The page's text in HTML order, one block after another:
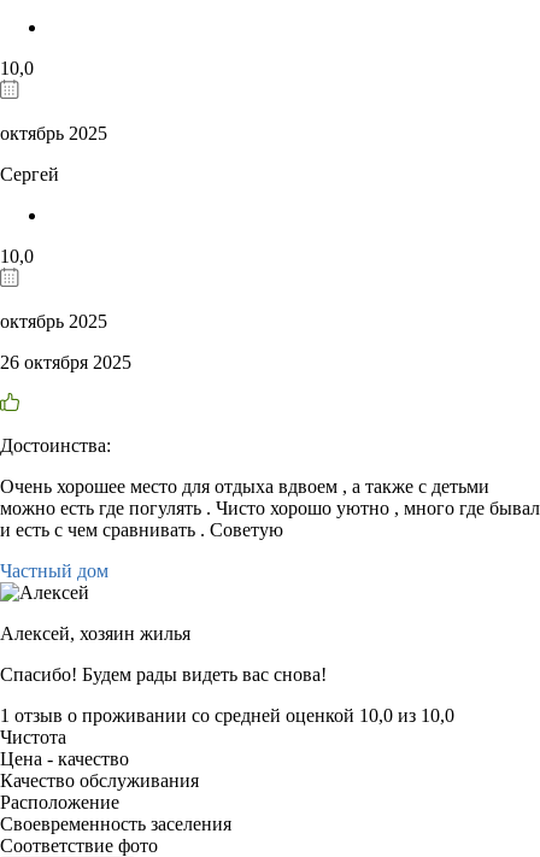
10,0
октябрь 2025
Сергей
10,0
октябрь 2025
26 октября 2025
Достоинства:
Очень хорошее место для отдыха вдвоем , а также с детьми
можно есть где погулять . Чисто хорошо уютно , много где бывал
и есть с чем сравнивать . Советую
Частный дом
Алексей, хозяин жилья
Спасибо! Будем рады видеть вас снова!
1 отзыв о проживании со средней оценкой 10,0 из 10,0
Чистота
Цена - качество
Качество обслуживания
Расположение
Своевременность заселения
Соответствие фото